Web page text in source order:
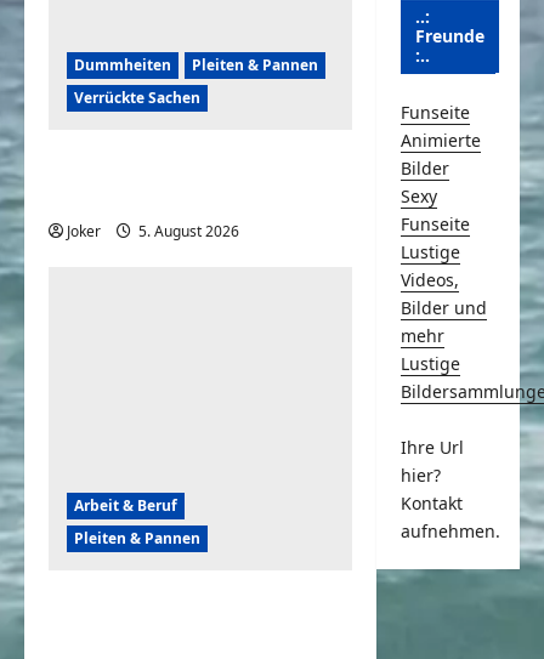
Dummheiten
Pleiten & Pannen
Verrückte Sachen
Joker 5. August 2026
Arbeit & Beruf
Pleiten & Pannen
..:
Freunde
:..
Funseite
Animierte
Bilder
Sexy
Funseite
Lustige
Videos,
Bilder und
mehr
Lustige
Ihre Url
hier?
Kontakt
aufnehmen.